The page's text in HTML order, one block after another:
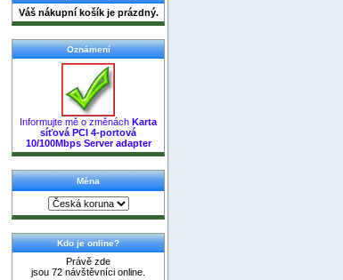
Váš nákupní košík je prázdný.
Oznámení
Informujte mě o změnách Karta
síťová PCI 4-portová
10/100Mbps Server adapter
Měna
Kdo je online?
Právě zde
jsou 72 návštěvníci online.